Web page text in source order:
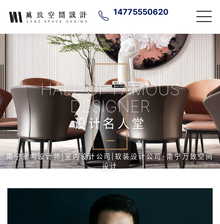
14775550620
HALL OF FAMOUS
DESIGNER
设计名人堂
南宁室内设计师|室内设计公司|软装设计公司-南宁万致空间
设计